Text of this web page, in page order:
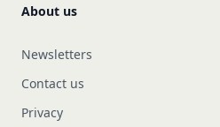
About us
Newsletters
Contact us
Privacy